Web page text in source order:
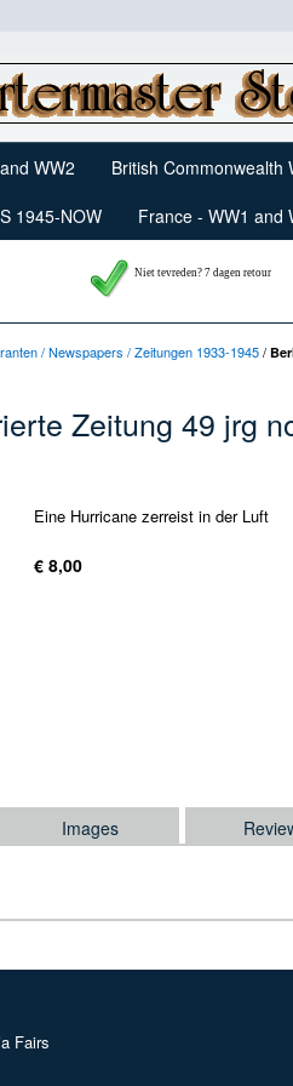
WW2 British Commonwealth
1945-NOW France - WW1 and
Niet tevreden? 7 dagen retour
/ Newspapers / Zeitungen 1933-1945/
Zeitung 49 jrg
Eine Hurricane zerreist in der Luft
€ 8,00
Images
Fairs